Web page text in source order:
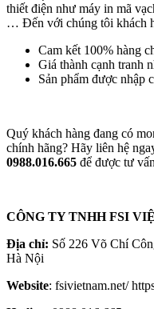
thiết điện như máy in mã
… Đến với chúng tôi khách
Cam kết 100% hàng
Giá thành cạnh tranh
Sản phẩm được nhập
Quý khách hàng đang có
chính hãng? Hãy liên hệ
0988.016.665 để được tư
CÔNG TY TNHH FSI
Địa chỉ: Số 226 Võ Chí
Hà Nội
Website: fsivietnam.net/